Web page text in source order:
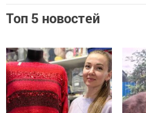
Топ 5 новостей